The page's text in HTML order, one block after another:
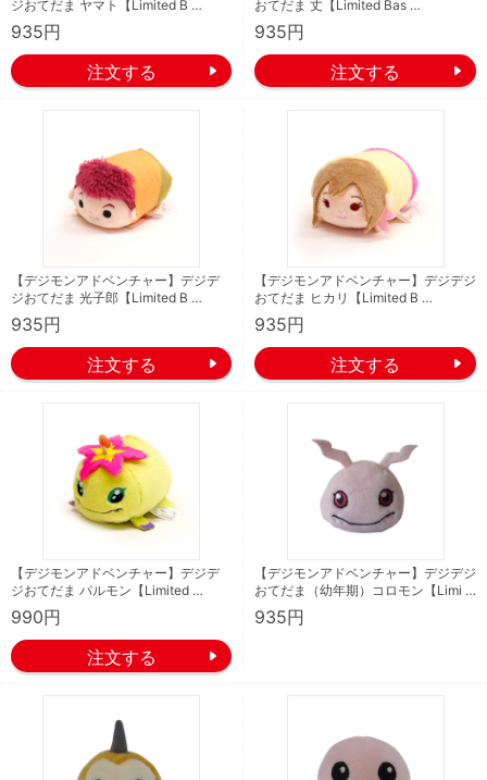
ジおてだま ヤマト【Limited B …
935円
おてだま 丈【Limited Bas …
935円
【デジモンアドベンチャー】デジデ
ジおてだま 光子郎【Limited B …
935円
【デジモンアドベンチャー】デジデジ
おてだま ヒカリ【Limited B …
935円
【デジモンアドベンチャー】デジデ
ジおてだま パルモン【Limited …
990円
【デジモンアドベンチャー】デジデジ
おてだま（幼年期）コロモン【Limi …
935円